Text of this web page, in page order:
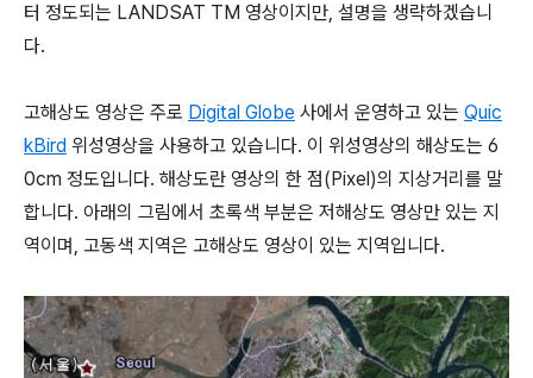
터 정도되는 LANDSAT TM 영상이지만, 설명을 생략하겠습니
다.
고해상도 영상은 주로 Digital Globe 사에서 운영하고 있는 Quic
kBird 위성영상을 사용하고 있습니다. 이 위성영상의 해상도는 6
0cm 정도입니다. 해상도란 영상의 한 점(Pixel)의 지상거리를 말
합니다. 아래의 그림에서 초록색 부분은 저해상도 영상만 있는 지
역이며, 고동색 지역은 고해상도 영상이 있는 지역입니다.